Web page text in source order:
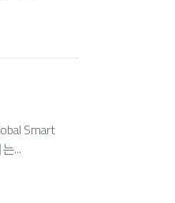
Smart
...